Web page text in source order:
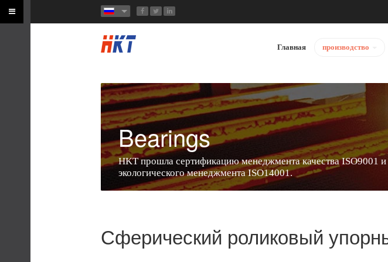
Главная производство
Bearings
HKT прошла сертификацию менеджмента качества ISO9001
экологического менеджмента ISO14001.
Сферический роликовый